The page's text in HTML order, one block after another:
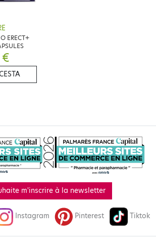
ERECT+
m'inscrire à la newsletter
Instagram Pinterest Tiktok